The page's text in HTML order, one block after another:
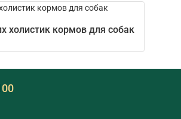
холистик кормов для собак